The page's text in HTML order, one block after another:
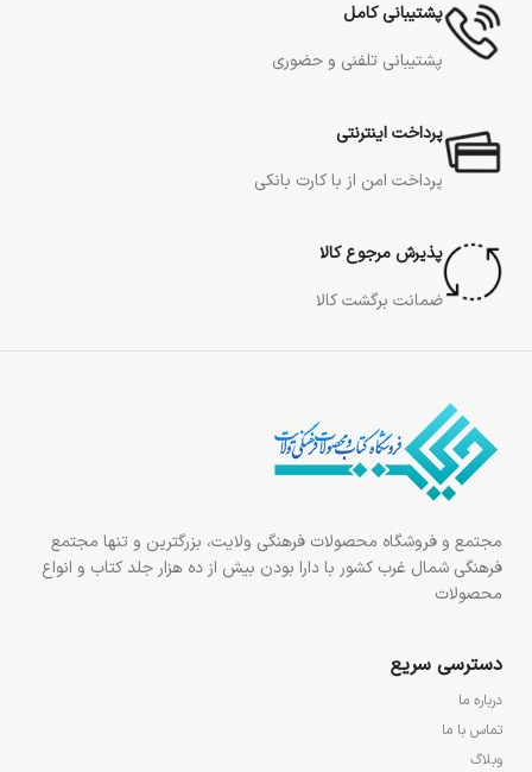
پشتیبانی کامل
پشتیبانی تلفنی و حضوری
پرداخت اینترنتی
پرداخت امن از با کارت بانکی
پذیرش مرجوع کالا
ضمانت برگشت کالا
مجتمع و فروشگاه محصولات فرهنگی ولایت، بزرگترین و تنها مجتمع
فرهنگی شمال غرب کشور با دارا بودن بیش از ده هزار جلد کتاب و انواع
محصولات
دسترسی سریع
درباره ما
تماس با ما
وبلاگ